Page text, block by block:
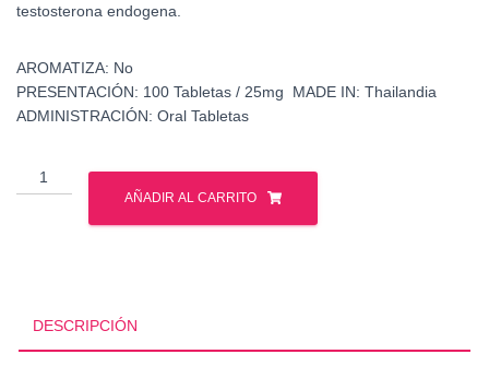
testosterona endogena.
AROMATIZA: No
PRESENTACIÓN: 100 Tabletas / 25mg MADE IN: Thailandia
ADMINISTRACIÓN: Oral Tabletas
Testolone
-
AÑADIR AL CARRITO
DESCRIPCIÓN